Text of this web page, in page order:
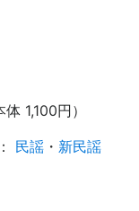
1,100円）
民謡 ・ 新民謡